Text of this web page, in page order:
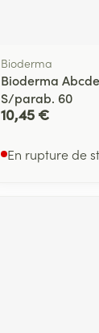
Bioderma
Bioderma
S/parab. 60
10,45 €
En rupture de